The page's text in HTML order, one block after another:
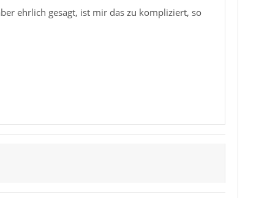
ehrlich gesagt, ist mir das zu kompliziert, so